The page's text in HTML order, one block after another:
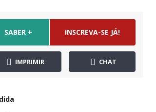
SABER + INSCREVA-SE JÁ!
IMPRIMIR CHAT